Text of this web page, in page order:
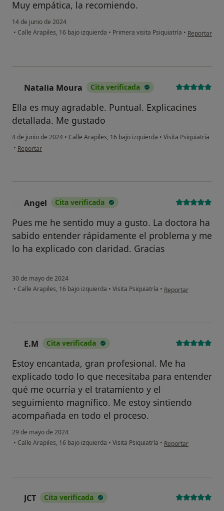
Muy empática, la recomiendo.
14 de junio de 2024
• Calle Arapiles, 16 bajo izquierda • Primera visita Psiquiatría • en opinión
Reportar
Natalia Moura Cita verificada
Ella es muy agradable. Puntual. Explicacines
detallada. Me gustado
4 de junio de 2024 • Calle Arapiles, 16 bajo izquierda • Visita Psiquiatría
• en opinión del usuario Natalia Moura
Reportar
Angel Cita verificada
Pues me he sentido muy a gusto. La doctora ha
sabido entender rápidamente el problema y me
lo ha explicado con claridad. Gracias
30 de mayo de 2024
• Calle Arapiles, 16 bajo izquierda • Visita Psiquiatría • en opinión del
Reportar
E.M Cita verificada
Estoy encantada, gran profesional. Me ha
explicado todo lo que necesitaba para entender
qué me ocurría y el tratamiento y el
seguimiento magnífico. Me estoy sintiendo
acompañada en todo el proceso.
29 de mayo de 2024
• Calle Arapiles, 16 bajo izquierda • Visita Psiquiatría • en opinión del
Reportar
JCT Cita verificada